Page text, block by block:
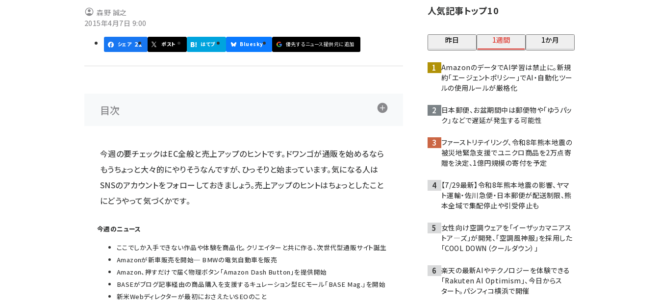
森野 誠之
2015年4月7日 9:00
シェア 21 ポスト はてブ Bluesky 優先するニュース提供元に追加
目次
今週の要チェックはEC全般と売上アップのヒントです。ドワンゴが通販を始めるなら
もうちょっと大々的にやりそうなんですが、ひっそりと始まっています。気になる人は
SNSのアカウントをフォローしておきましょう。売上アップのヒントはちょっとしたこと
にどうやって気づくかです。
今週のニュース
ここでしか入手できない作品や体験を商品化。クリエイターと共に作る、次世代型通販サイト誕生
Amazonが新車販売を開始─ BMWの電気自動車を販売
Amazon、押すだけで届く物理ボタン「Amazon Dash Button」を提供開始
BASEがブログ記事経由の商品購入を支援するキュレーション型ECモール「BASE Mag.」を開始
新米Webディレクターが最初におさえたいSEOのこと
人気記事トップ10
昨日 1週間 1か月
AmazonのデータでAI学習は禁止に。新規
約「エージェントポリシー」でAI・自動化ツー
ルの使用ルールが厳格化
日本郵便、お盆期間中は郵便物や「ゆうパッ
ク」などで遅延が発生する可能性
ファーストリテイリング、令和8年熊本地震の
被災地緊急支援でユニクロ商品を2万点寄
贈を決定、1億円規模の寄付を予定
【7/29最新】令和8年熊本地震の影響、ヤマ
ト運輸・佐川急便・日本郵便が配送制限、熊
本全域で集配停止や引受停止も
女性向け空調ウェアを「イーザッカマニアス
トア―ズ」が開発、「空調風神服」を採用した
「COOL DOWN（クールダウン）」
楽天の最新AIやテクノロジーを体験できる
「Rakuten AI Optimism」、今日からス
タート。パシフィコ横浜で開催